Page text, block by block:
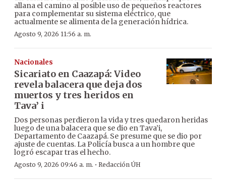
allana el camino al posible uso de pequeños reactores
para complementar su sistema eléctrico, que
actualmente se alimenta de la generación hídrica.
Agosto 9, 2026 11:56 a. m.
Nacionales
Sicariato en Caazapá: Video
revela balacera que deja dos
muertos y tres heridos en
Tava’ i
Dos personas perdieron la vida y tres quedaron heridas
luego de una balacera que se dio en Tava’i,
Departamento de Caazapá. Se presume que se dio por
ajuste de cuentas. La Policía busca a un hombre que
logró escapar tras el hecho.
Agosto 9, 2026 09:46 a. m. · Redacción ÚH